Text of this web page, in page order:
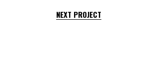
NEXT PROJECT